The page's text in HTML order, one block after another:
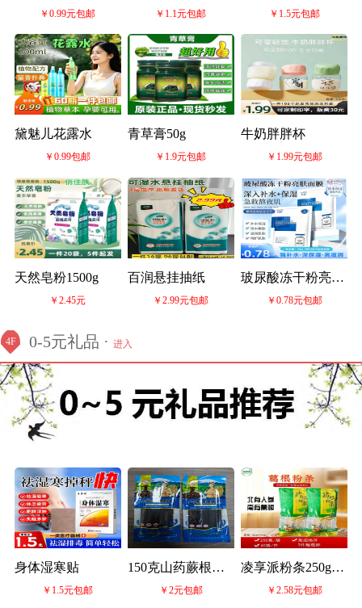
￥0.99元包邮 ￥1.1元包邮 ￥1.5元包邮
黛魅儿花露水
￥0.99包邮
青草膏50g
￥1.9元包邮
牛奶胖胖杯
￥1.99元包邮
天然皂粉1500g
￥2.45元
百润悬挂抽纸
￥2.99元包邮
玻尿酸冻干粉亮肤
￥0.78元包邮
4F 0-5元礼品 · 进入
身体湿寒贴
￥1.5元包邮
150克山药蕨根粉
￥2元包邮
凌享派粉条250g-
￥2.58元包邮